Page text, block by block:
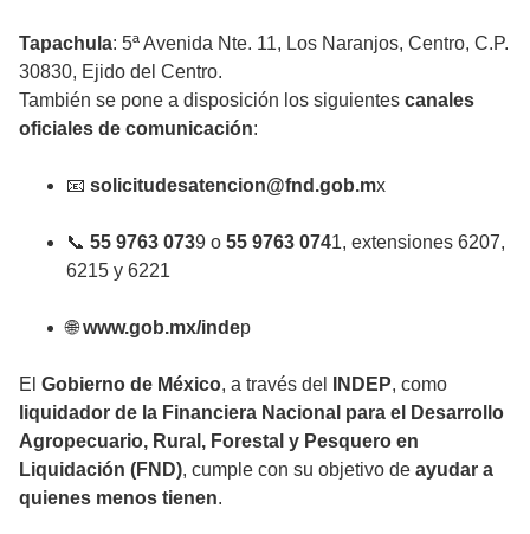
Tapachula: 5ª Avenida Nte. 11, Los Naranjos, Centro, C.P.
30830, Ejido del Centro.
También se pone a disposición los siguientes canales
oficiales de comunicación:
📧 solicitudesatencion@fnd.gob.mx
📞 55 9763 0739 o 55 9763 0741, extensiones 6207,
6215 y 6221
🌐www.gob.mx/indep
El Gobierno de México, a través del INDEP, como
liquidador de la Financiera Nacional para el Desarrollo
Agropecuario, Rural, Forestal y Pesquero en
Liquidación (FND), cumple con su objetivo de ayudar a
quienes menos tienen.